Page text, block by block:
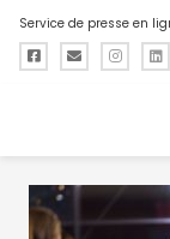
Service de presse en